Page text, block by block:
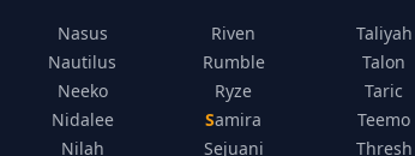
Nasus
Nautilus
Neeko
Nidalee
Nilah
Riven
Rumble
Ryze
Samira
Sejuani
Taliyah
Talon
Taric
Teemo
Thresh